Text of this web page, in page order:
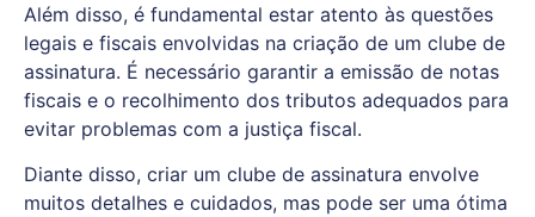
Além disso, é fundamental estar atento às questões
legais e fiscais envolvidas na criação de um clube de
assinatura. É necessário garantir a emissão de notas
fiscais e o recolhimento dos tributos adequados para
evitar problemas com a justiça fiscal.
Diante disso, criar um clube de assinatura envolve
muitos detalhes e cuidados, mas pode ser uma ótima